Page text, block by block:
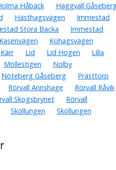
Håbäck
Häggvall
Hästhagsvägen
Immestad
Stora Backa
Immestad
Kasenvägen
Kohagsvägen
Kärr Lid Lid Hogen
Lilla
Möllestigen
Nolby
Nöteberg Gåseberg
Prästtorp
Rörvall Annshage
Rörvall Råvik
Skogsbrynet
Rörvall
Sköllungen
Sköllungen